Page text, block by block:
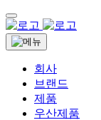
회사
브랜드
제품
우산제품